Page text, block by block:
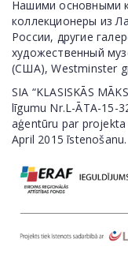
Нашими основными
коллекционеры из
России, другие
художественный
(США), Westminster
SIA “KLASISKĀS
līgumu Nr.L-ĀTA-15-
aģentūru par projekta
April 2015 īstenošanu.